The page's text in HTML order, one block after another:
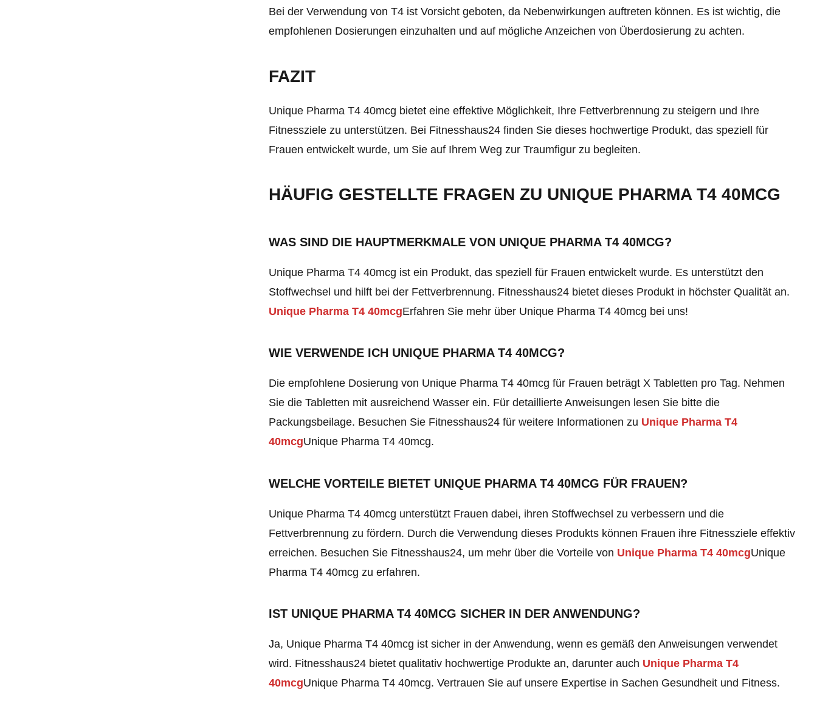
Bei der Verwendung von T4 ist Vorsicht geboten, da Nebenwirkungen auftreten können. Es ist wichtig, die
empfohlenen Dosierungen einzuhalten und auf mögliche Anzeichen von Überdosierung zu achten.
FAZIT
Unique Pharma T4 40mcg bietet eine effektive Möglichkeit, Ihre Fettverbrennung zu steigern und Ihre
Fitnessziele zu unterstützen. Bei Fitnesshaus24 finden Sie dieses hochwertige Produkt, das speziell für
Frauen entwickelt wurde, um Sie auf Ihrem Weg zur Traumfigur zu begleiten.
HÄUFIG GESTELLTE FRAGEN ZU UNIQUE PHARMA T4 40MCG
WAS SIND DIE HAUPTMERKMALE VON UNIQUE PHARMA T4 40MCG?
Unique Pharma T4 40mcg ist ein Produkt, das speziell für Frauen entwickelt wurde. Es unterstützt den
Stoffwechsel und hilft bei der Fettverbrennung. Fitnesshaus24 bietet dieses Produkt in höchster Qualität an.
Unique Pharma T4 40mcgErfahren Sie mehr über Unique Pharma T4 40mcg bei uns!
WIE VERWENDE ICH UNIQUE PHARMA T4 40MCG?
Die empfohlene Dosierung von Unique Pharma T4 40mcg für Frauen beträgt X Tabletten pro Tag. Nehmen
Sie die Tabletten mit ausreichend Wasser ein. Für detaillierte Anweisungen lesen Sie bitte die
Packungsbeilage. Besuchen Sie Fitnesshaus24 für weitere Informationen zu Unique Pharma T4
40mcgUnique Pharma T4 40mcg.
WELCHE VORTEILE BIETET UNIQUE PHARMA T4 40MCG FÜR FRAUEN?
Unique Pharma T4 40mcg unterstützt Frauen dabei, ihren Stoffwechsel zu verbessern und die
Fettverbrennung zu fördern. Durch die Verwendung dieses Produkts können Frauen ihre Fitnessziele effektiv
erreichen. Besuchen Sie Fitnesshaus24, um mehr über die Vorteile von Unique Pharma T4 40mcgUnique
Pharma T4 40mcg zu erfahren.
IST UNIQUE PHARMA T4 40MCG SICHER IN DER ANWENDUNG?
Ja, Unique Pharma T4 40mcg ist sicher in der Anwendung, wenn es gemäß den Anweisungen verwendet
wird. Fitnesshaus24 bietet qualitativ hochwertige Produkte an, darunter auch Unique Pharma T4
40mcgUnique Pharma T4 40mcg. Vertrauen Sie auf unsere Expertise in Sachen Gesundheit und Fitness.